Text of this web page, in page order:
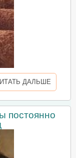
ДАЛЬШЕ
постоянно